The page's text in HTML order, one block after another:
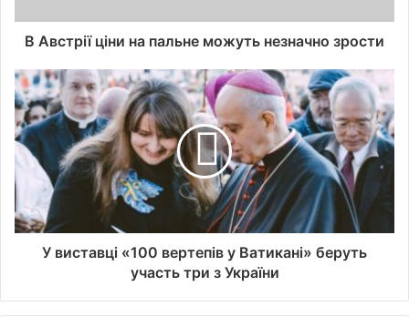
В Австрії ціни на пальне можуть незначно зрости
У виставці «100 вертепів у Ватикані» беруть
участь три з України